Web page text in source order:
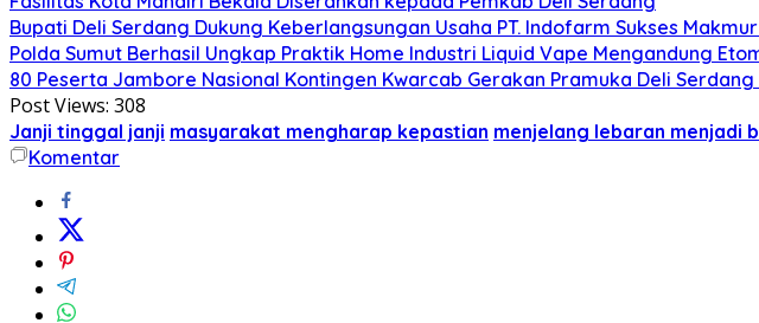
Bupati Deli Serdang Dukung Keberlangsungan Usaha PT. Indofarm Sukses
Polda Sumut Berhasil Ungkap Praktik Home Industri Liquid Vape Mengandung
80 Peserta Jambore Nasional Kontingen Kwarcab Gerakan Pramuka Deli
Post Views: 308
Janji tinggal janji masyarakat mengharap kepastian menjelang lebaran menjadi
Komentar